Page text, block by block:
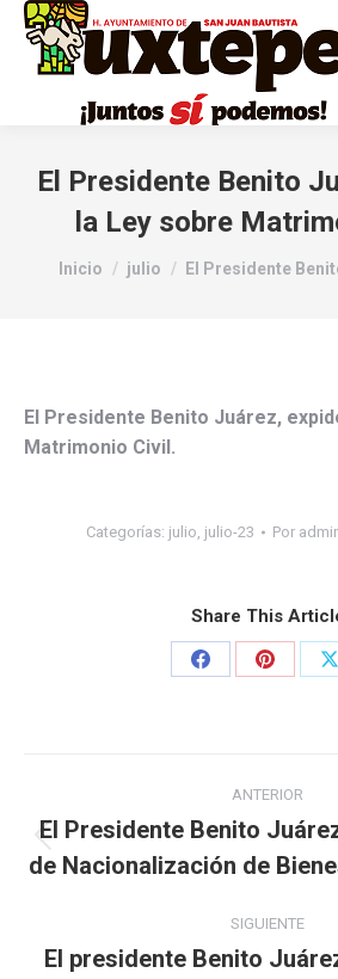
El Presidente Benito
la Ley sobre
Estás aquí:
Inicio julio El Presidente
El Presidente Benito Juárez,
Matrimonio Civil.
Categorías: julio, julio-23 Por
Share This
ANTERIOR
El Presidente Benito
de Nacionalización de
SIGUIENTE
El presidente Benito